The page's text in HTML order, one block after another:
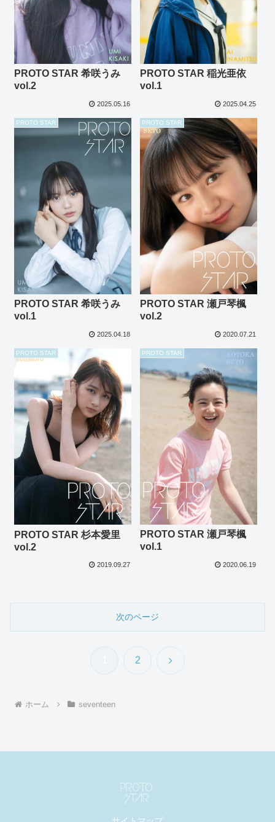
PROTO STAR 希咲うみ
vol.2
2025.05.16
PROTO STAR 稲光亜依
vol.1
2025.04.25
PROTO STAR
PROTO STAR 希咲うみ
vol.1
2025.04.18
PROTO STAR
PROTO STAR 瀬戸琴楓
vol.2
2020.07.21
PROTO STAR
PROTO STAR 瀬戸琴楓
vol.1
2020.06.19
PROTO STAR
PROTO STAR 杉本愛里
vol.2
2019.09.27
次のページ
2 次
ホーム seventeen